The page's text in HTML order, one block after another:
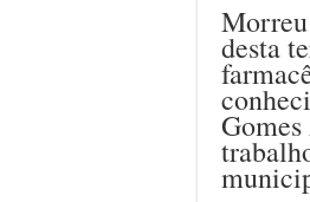
desta